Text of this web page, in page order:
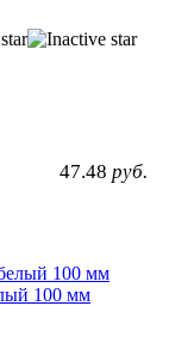
47.48 руб.
100 мм